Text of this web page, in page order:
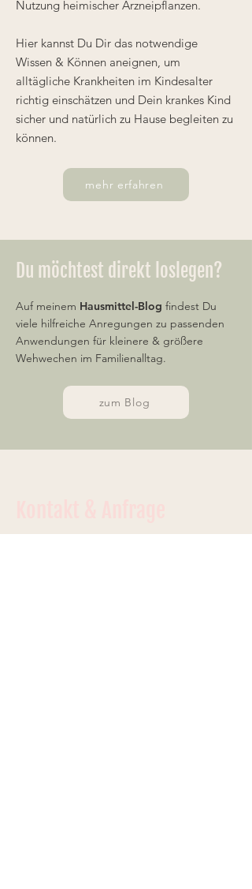
Nutzung heimischer Arzneipflanzen.
Hier kannst Du Dir das notwendige
Wissen & Können aneignen, um
alltägliche Krankheiten im Kindesalter
richtig einschätzen und Dein krankes Kind
sicher und natürlich zu Hause begleiten zu
können.
mehr erfahren
Du möchtest direkt loslegen?
Auf meinem Hausmittel-Blog findest Du
viele hilfreiche Anregungen zu passenden
Anwendungen für kleinere & größere
Wehwechen im Familienalltag.
zum Blog